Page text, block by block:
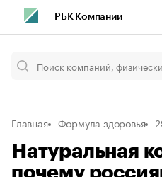
РБК Компании
Главная Формула здоровья
Натуральная
почему